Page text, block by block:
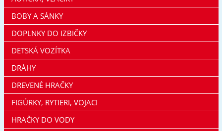
BOBY A SÁNKY
DOPLNKY DO IZBIČKY
DETSKÁ VOZÍTKA
DRÁHY
DREVENÉ HRAČKY
FIGÚRKY, RYTIERI, VOJACI
HRAČKY DO VODY